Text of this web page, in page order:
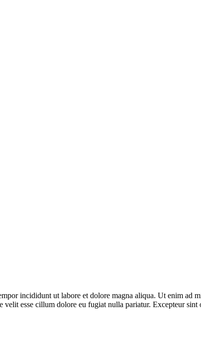
incididunt ut labore et dolore magna aliqua. Ut enim
esse cillum dolore eu fugiat nulla pariatur. Excepteur